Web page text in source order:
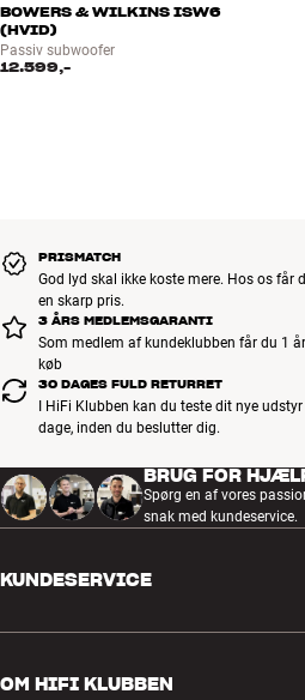
BOWERS & WILKINS ISW6
(HVID)
Passiv subwoofer
12.599,-
PRISMATCH
God lyd skal ikke koste mere. Hos os får
en skarp pris.
3 ÅRS MEDLEMSGARANTI
Som medlem af kundeklubben får du 1
køb
30 DAGES FULD RETURRET
I HiFi Klubben kan du teste dit nye
dage, inden du beslutter dig.
BRUG FOR
Spørg en af vores
snak med kundeservice.
KUNDESERVICE
OM HIFI KLUBBEN